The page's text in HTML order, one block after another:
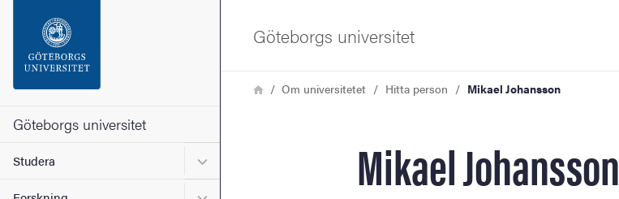
Sidfoten
Om webbplatsen
Göteborgs universitet
Studera Undermeny för Studera
Göteborgs universitet
LänkstigHemOm universitetet Hitta person Mikael Johansson
Mikael Johansson